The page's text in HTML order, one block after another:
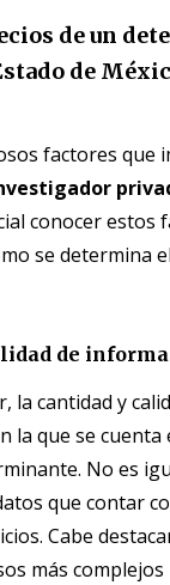
de un
de
factores que
conocer estos
se determina
de
la cantidad y
la que se cuenta
No es
que contar
Cabe
más